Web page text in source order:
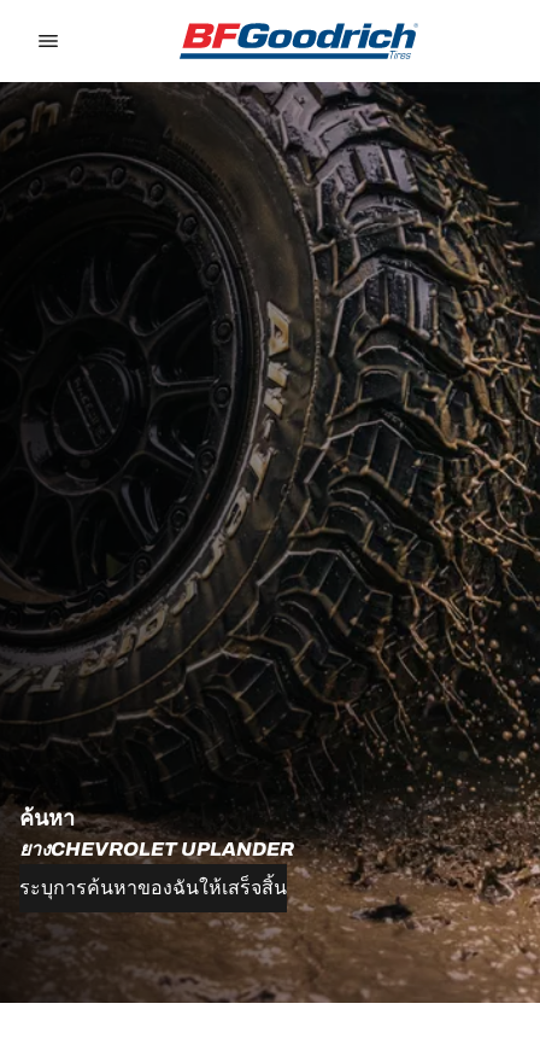
ค้นหา
ยางCHEVROLET UPLANDER
ระบุการค้นหาของฉันให้เสร็จสิ้น